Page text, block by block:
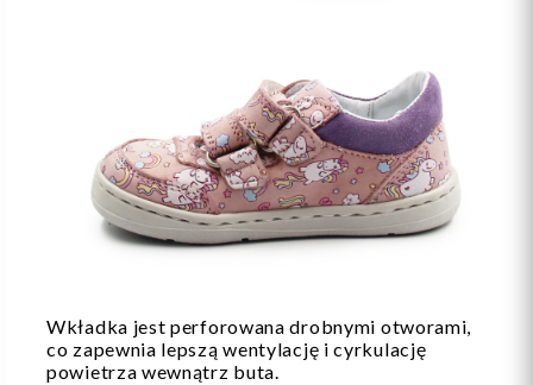
Wkładka jest perforowana drobnymi otworami,
co zapewnia lepszą wentylację i cyrkulację
powietrza wewnątrz buta.